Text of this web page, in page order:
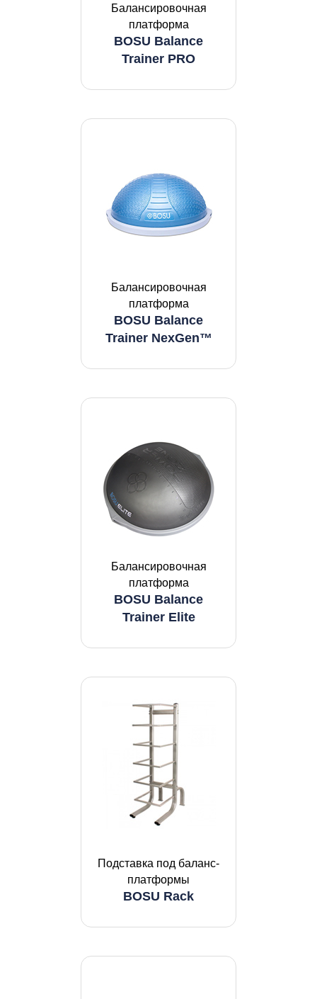
Балансировочная
платформа
BOSU Balance
Trainer PRO
Балансировочная
платформа
BOSU Balance
Trainer NexGen™
Балансировочная
платформа
BOSU Balance
Trainer Elite
Подставка под баланс-
платформы
BOSU Rack